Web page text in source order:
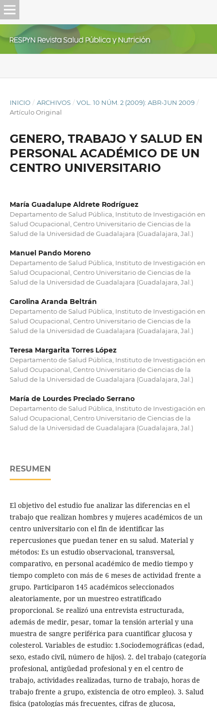
INICIO / ARCHIVOS / VOL. 10 NÚM. 2 (2009): ABR-JUN 2009 /
Artículo Original
GENERO, TRABAJO Y SALUD EN
PERSONAL ACADÉMICO DE UN
CENTRO UNIVERSITARIO
María Guadalupe Aldrete Rodríguez
Departamento de Salud Pública, Instituto de Investigación en
Salud Ocupacional, Centro Universitario de Ciencias de la
Salud de la Universidad de Guadalajara (Guadalajara, Jal.)
Manuel Pando Moreno
Departamento de Salud Pública, Instituto de Investigación en
Salud Ocupacional, Centro Universitario de Ciencias de la
Salud de la Universidad de Guadalajara (Guadalajara, Jal.)
Carolina Aranda Beltrán
Departamento de Salud Pública, Instituto de Investigación en
Salud Ocupacional, Centro Universitario de Ciencias de la
Salud de la Universidad de Guadalajara (Guadalajara, Jal.)
Teresa Margarita Torres López
Departamento de Salud Pública, Instituto de Investigación en
Salud Ocupacional, Centro Universitario de Ciencias de la
Salud de la Universidad de Guadalajara (Guadalajara, Jal.)
María de Lourdes Preciado Serrano
Departamento de Salud Pública, Instituto de Investigación en
Salud Ocupacional, Centro Universitario de Ciencias de la
Salud de la Universidad de Guadalajara (Guadalajara, Jal.)
RESUMEN
El objetivo del estudio fue analizar las diferencias en el
trabajo que realizan hombres y mujeres académicos de un
centro universitario con el fin de identificar las
repercusiones que puedan tener en su salud. Material y
métodos: Es un estudio observacional, transversal,
comparativo, en personal académico de medio tiempo y
tiempo completo con más de 6 meses de actividad frente a
grupo. Participaron 145 académicos seleccionados
aleatoriamente, por un muestreo estratificado
proporcional. Se realizó una entrevista estructurada,
además de medir, pesar, tomar la tensión arterial y una
muestra de sangre periférica para cuantificar glucosa y
colesterol. Variables de estudio: 1.Sociodemográficas (edad,
sexo, estado civil, número de hijos). 2. del trabajo (categoría
profesional, antigüedad profesional y en el centro de
trabajo, actividades realizadas, turno de trabajo, horas de
trabajo frente a grupo, existencia de otro empleo). 3. Salud
física (patologías más frecuentes, cifras de glucosa,